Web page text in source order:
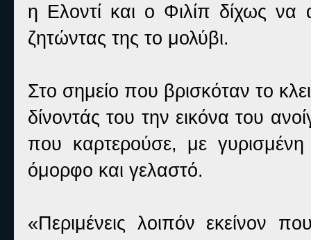
η Ελοντί και ο Φιλίπ δίχως να
ζητώντας της το μολύβι.
Στο σημείο που βρισκόταν το
δίνοντάς του την εικόνα του
που καρτερούσε, με
όμορφο και γελαστό.
«Περιμένεις λοιπόν εκείνον